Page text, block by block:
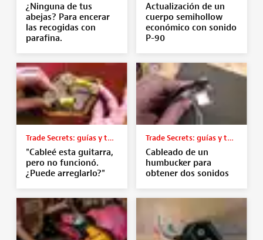
¿Ninguna de tus
abejas? Para encerar
las recogidas con
parafina.
Actualización de un
cuerpo semihollow
económico con sonido
P-90
Trade Secrets: guías y tutoriales
"Cableé esta guitarra,
pero no funcionó.
¿Puede arreglarlo?"
Trade Secrets: guías y tutoriales
Cableado de un
humbucker para
obtener dos sonidos